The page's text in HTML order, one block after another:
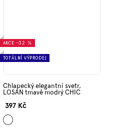
AKCE –32 %
TOTÁLNÍ VÝPRODEJ
Chlapecký elegantní svetr,
LOSAN tmavě modrý CHIC
397 Kč
Tmavě
modrá